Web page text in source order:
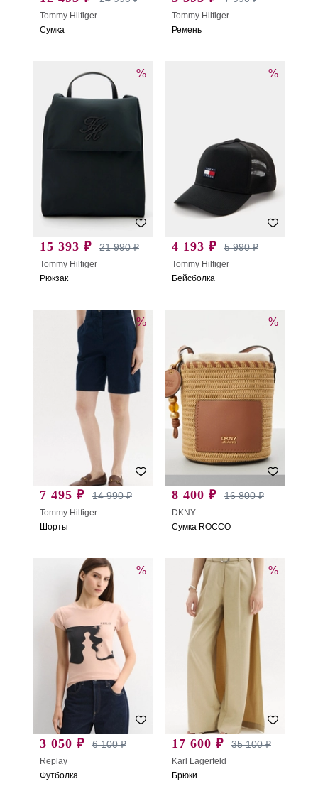
Tommy Hilfiger
Сумка
Tommy Hilfiger
Ремень
%
15 393 ₽ 21 990 ₽
Tommy Hilfiger
Рюкзак
%
4 193 ₽ 5 990 ₽
Tommy Hilfiger
Бейсболка
%
7 495 ₽ 14 990 ₽
Tommy Hilfiger
Шорты
%
8 400 ₽ 16 800 ₽
DKNY
Сумка ROCCO
%
3 050 ₽ 6 100 ₽
Replay
Футболка
%
17 600 ₽ 35 100 ₽
Karl Lagerfeld
Брюки